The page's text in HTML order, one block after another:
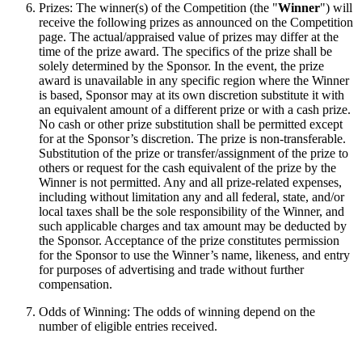
Prizes: The winner(s) of the Competition (the "Winner") will
receive the following prizes as announced on the Competition
page. The actual/appraised value of prizes may differ at the
time of the prize award. The specifics of the prize shall be
solely determined by the Sponsor. In the event, the prize
award is unavailable in any specific region where the Winner
is based, Sponsor may at its own discretion substitute it with
an equivalent amount of a different prize or with a cash prize.
No cash or other prize substitution shall be permitted except
for at the Sponsor’s discretion. The prize is non-transferable.
Substitution of the prize or transfer/assignment of the prize to
others or request for the cash equivalent of the prize by the
Winner is not permitted. Any and all prize-related expenses,
including without limitation any and all federal, state, and/or
local taxes shall be the sole responsibility of the Winner, and
such applicable charges and tax amount may be deducted by
the Sponsor. Acceptance of the prize constitutes permission
for the Sponsor to use the Winner’s name, likeness, and entry
for purposes of advertising and trade without further
compensation.
Odds of Winning: The odds of winning depend on the
number of eligible entries received.